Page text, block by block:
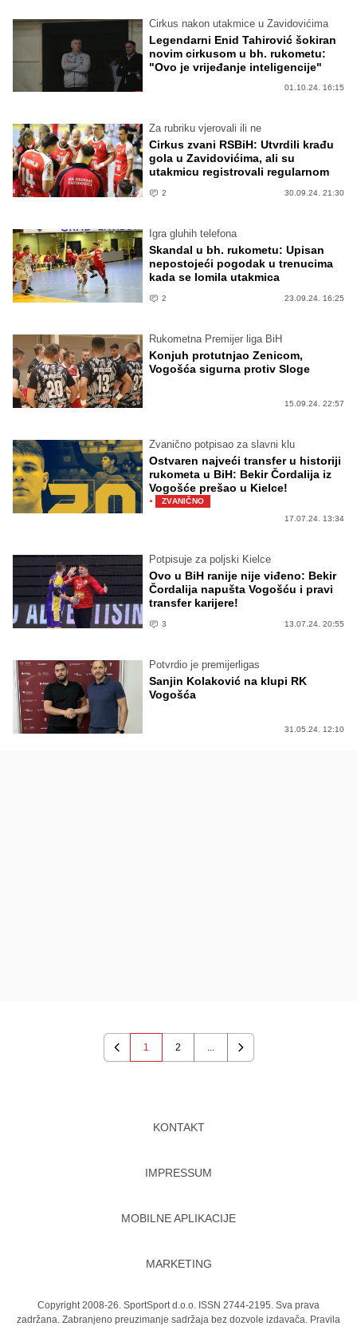
Cirkus nakon utakmice u Zavidovićima
Legendarni Enid Tahirović šokiran
novim cirkusom u bh. rukometu:
"Ovo je vrijeđanje inteligencije"
01.10.24. 16:15
Za rubriku vjerovali ili ne
Cirkus zvani RSBiH: Utvrdili krađu
gola u Zavidovićima, ali su
utakmicu registrovali regularnom
2 30.09.24. 21:30
Igra gluhih telefona
Skandal u bh. rukometu: Upisan
nepostojeći pogodak u trenucima
kada se lomila utakmica
2 23.09.24. 16:25
Rukometna Premijer liga BiH
Konjuh protutnjao Zenicom,
Vogošća sigurna protiv Sloge
15.09.24. 22:57
Zvanično potpisao za slavni klu
Ostvaren najveći transfer u historiji
rukometa u BiH: Bekir Čordalija iz
Vogošće prešao u Kielce!
·
ZVANIČNO
17.07.24. 13:34
Potpisuje za poljski Kielce
Ovo u BiH ranije nije viđeno: Bekir
Čordalija napušta Vogošću i pravi
transfer karijere!
3 13.07.24. 20:55
Potvrdio je premijerligas
Sanjin Kolaković na klupi RK
Vogošća
31.05.24. 12:10
Previous
1 2 ...
Next
KONTAKT
IMPRESSUM
MOBILNE APLIKACIJE
MARKETING
Copyright 2008-26. SportSport d.o.o. ISSN 2744-2195. Sva prava
zadržana. Zabranjeno preuzimanje sadržaja bez dozvole izdavača. Pravila